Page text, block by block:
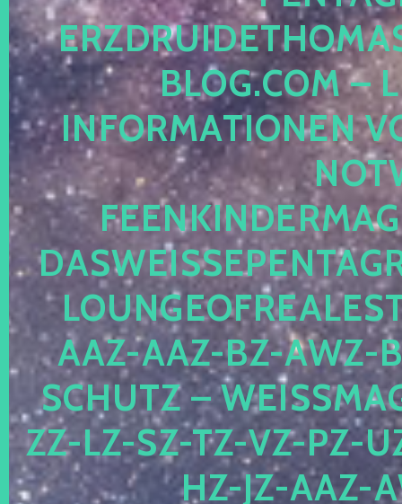
LOG.COM –
NFORMATIONEN
AZ-AAZ-BZ-AWZ-
CHUTZ –
-LZ-SZ-TZ-VZ-PZ-UZ-
-JZ-AAZ-